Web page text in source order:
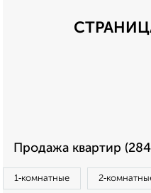
Продажа квартир
1‑комнатные